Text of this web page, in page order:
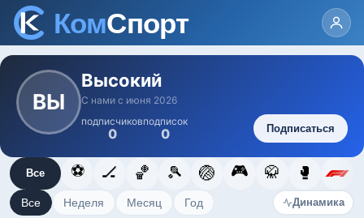
ВЫ
Высокий
С нами с июня 2026
подписчиков
0
подписок
0 Подписаться
Все ⚽ 🏒 🏀 🎾 🏐 🎮 🥋 🥊
Все Неделя Месяц Год Динамика